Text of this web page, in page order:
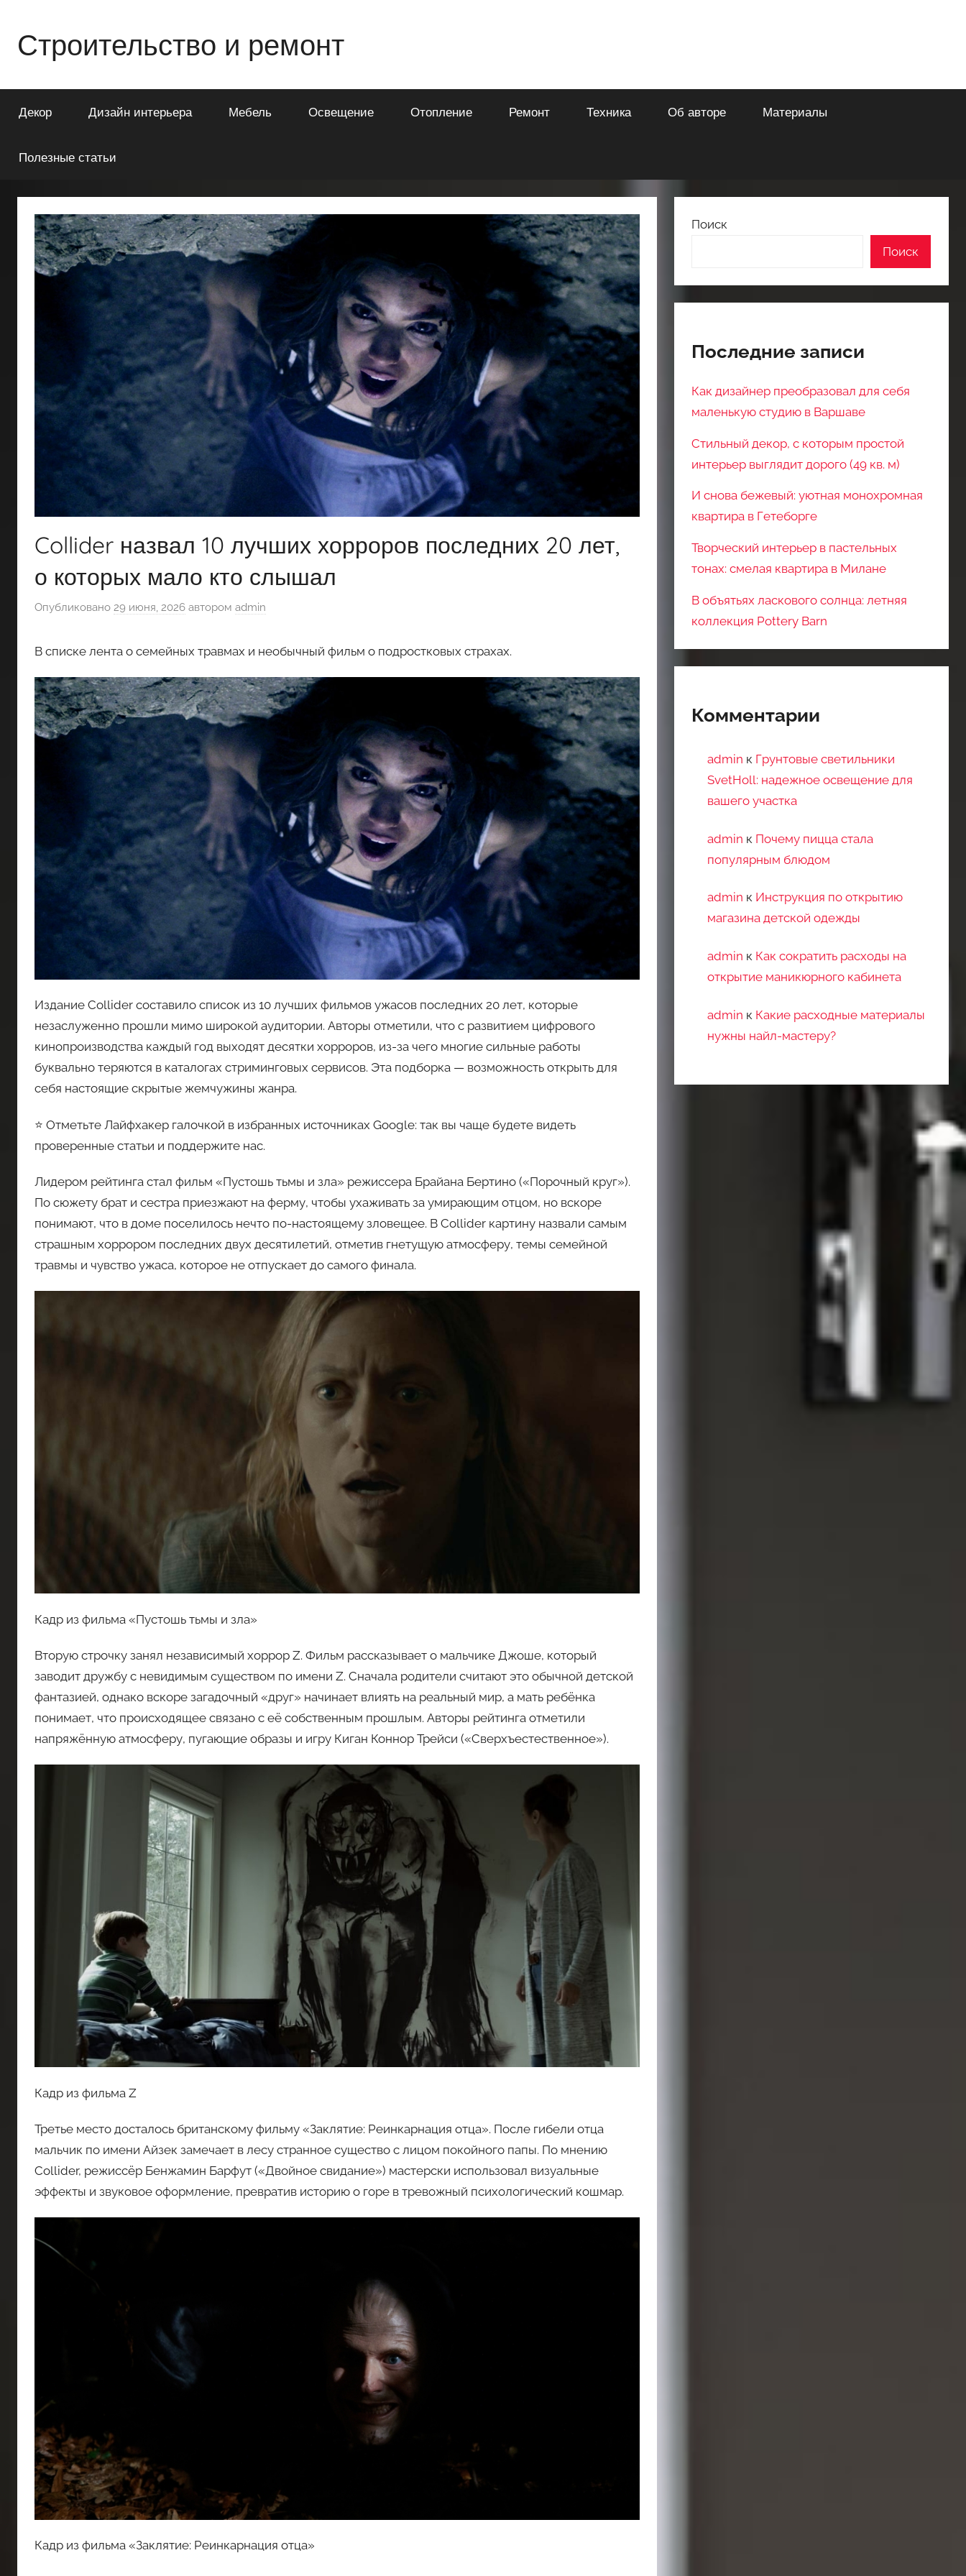
содержимому
Строительство и ремонт
о
строительстве
квартиры
Декор Дизайн интерьера Мебель Освещение Отопление Ремонт Техника Об авторе Материалы
Полезные статьи
Collider назвал 10 лучших хорроров последних 20 лет,
о которых мало кто слышал
Опубликовано 29 июня, 2026 автором admin
В списке лента о семейных травмах и необычный фильм о подростковых страхах.
Издание Collider составило список из 10 лучших фильмов ужасов последних 20 лет, которые
незаслуженно прошли мимо широкой аудитории. Авторы отметили, что с развитием цифрового
кинопроизводства каждый год выходят десятки хорроров, из-за чего многие сильные работы
буквально теряются в каталогах стриминговых сервисов. Эта подборка — возможность открыть для
себя настоящие скрытые жемчужины жанра.
⭐ Отметьте Лайфхакер галочкой в избранных источниках Google: так вы чаще будете видеть
проверенные статьи и поддержите нас.
Лидером рейтинга стал фильм «Пустошь тьмы и зла» режиссера Брайана Бертино («Порочный круг»).
По сюжету брат и сестра приезжают на ферму, чтобы ухаживать за умирающим отцом, но вскоре
понимают, что в доме поселилось нечто по-настоящему зловещее. В Collider картину назвали самым
страшным хоррором последних двух десятилетий, отметив гнетущую атмосферу, темы семейной
травмы и чувство ужаса, которое не отпускает до самого финала.
Кадр из фильма «Пустошь тьмы и зла»
Вторую строчку занял независимый хоррор Z. Фильм рассказывает о мальчике Джоше, который
заводит дружбу с невидимым существом по имени Z. Сначала родители считают это обычной детской
фантазией, однако вскоре загадочный «друг» начинает влиять на реальный мир, а мать ребёнка
понимает, что происходящее связано с её собственным прошлым. Авторы рейтинга отметили
напряжённую атмосферу, пугающие образы и игру Киган Коннор Трейси («Сверхъестественное»).
Кадр из фильма Z
Третье место досталось британскому фильму «Заклятие: Реинкарнация отца». После гибели отца
мальчик по имени Айзек замечает в лесу странное существо с лицом покойного папы. По мнению
Collider, режиссёр Бенжамин Барфут («Двойное свидание») мастерски использовал визуальные
эффекты и звуковое оформление, превратив историю о горе в тревожный психологический кошмар.
Кадр из фильма «Заклятие: Реинкарнация отца»
Поиск
Поиск
Последние записи
Как дизайнер преобразовал для себя
маленькую студию в Варшаве
Стильный декор, с которым простой
интерьер выглядит дорого (49 кв. м)
И снова бежевый: уютная монохромная
квартира в Гетеборге
Творческий интерьер в пастельных
тонах: смелая квартира в Милане
В объятьях ласкового солнца: летняя
коллекция Pottery Barn
Комментарии
admin к Грунтовые светильники
SvetHoll: надежное освещение для
вашего участка
admin к Почему пицца стала
популярным блюдом
admin к Инструкция по открытию
магазина детской одежды
admin к Как сократить расходы на
открытие маникюрного кабинета
admin к Какие расходные материалы
нужны найл-мастеру?